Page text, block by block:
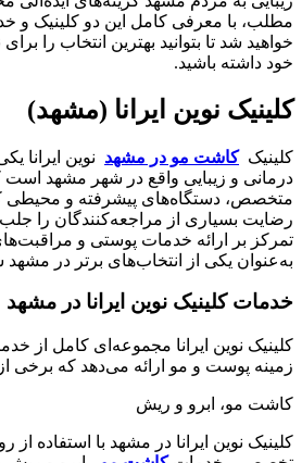
مطلب، با معرفی کامل این دو کلینیک و
خواهید شد تا بتوانید بهترین انتخاب را
خود داشته باشید.
کلینیک نوین ایرانا (مشهد)
کلینیک کاشت مو در مشهد نوین ایرانا
درمانی و زیبایی واقع در شهر مشهد است
متخصص، دستگاه‌های پیشرفته و محیطی
رضایت بسیاری از مراجعه‌کنندگان را
تمرکز بر ارائه خدمات پوستی و
به‌عنوان یکی از انتخاب‌های برتر در
خدمات کلینیک نوین ایرانا در مشهد
کلینیک نوین ایرانا مجموعه‌ای کامل از
زمینه پوست و مو ارائه می‌دهد که برخی از
کاشت مو، ابرو و ریش
کلینیک نوین ایرانا در مشهد با استفاده